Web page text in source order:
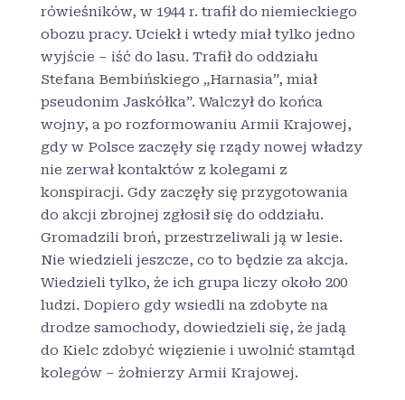
rówieśników, w 1944 r. trafił do niemieckiego
obozu pracy. Uciekł i wtedy miał tylko jedno
wyjście – iść do lasu. Trafił do oddziału
Stefana Bembińskiego „Harnasia”, miał
pseudonim Jaskółka”. Walczył do końca
wojny, a po rozformowaniu Armii Krajowej,
gdy w Polsce zaczęły się rządy nowej władzy
nie zerwał kontaktów z kolegami z
konspiracji. Gdy zaczęły się przygotowania
do akcji zbrojnej zgłosił się do oddziału.
Gromadzili broń, przestrzeliwali ją w lesie.
Nie wiedzieli jeszcze, co to będzie za akcja.
Wiedzieli tylko, że ich grupa liczy około 200
ludzi. Dopiero gdy wsiedli na zdobyte na
drodze samochody, dowiedzieli się, że jadą
do Kielc zdobyć więzienie i uwolnić stamtąd
kolegów – żołnierzy Armii Krajowej.